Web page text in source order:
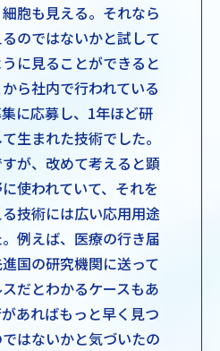
胞も見える。それなら
のではないかと試して
に見ることができると
ら社内で行われている
に応募し、1年ほど研
生まれた技術でした。
が、改めて考えると顕
使われていて、それを
技術には広い応用用途
例えば、医療の行き届
国の研究機関に送って
だとわかるケースもあ
あればもっと早く見つ
はないかと気づいたの